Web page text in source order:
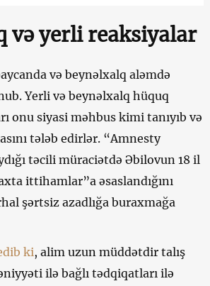
və yerli reaksiyalar
və beynəlxalq aləmdə
Yerli və beynəlxalq hüquq
onu siyasi məhbus kimi tanıyıb və
tələb edirlər. “Amnesty
təcili müraciətdə Əbilovun 18 il
ittihamlar”a əsaslandığını
şərtsiz azadlığa buraxmağa
ki, alim uzun müddətdir talış
ilə bağlı tədqiqatları ilə